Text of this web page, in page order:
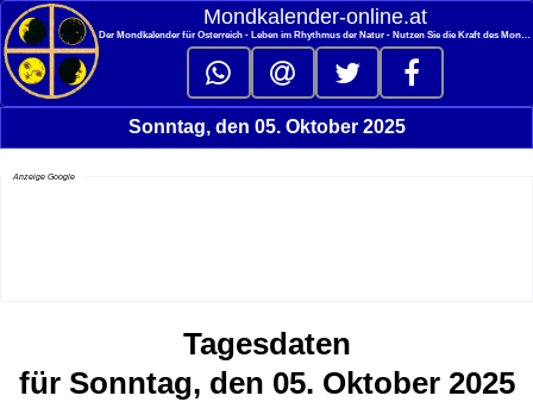
< Mondkalender‑online.at
Der Mondkalender für Österreich - Leben im Rhythmus der Natur - Nutzen Sie die Kraft des Mondes
Sonntag, den 05. Oktober 2025
Anzeige Google
Tagesdaten
für Sonntag, den 05. Oktober 2025